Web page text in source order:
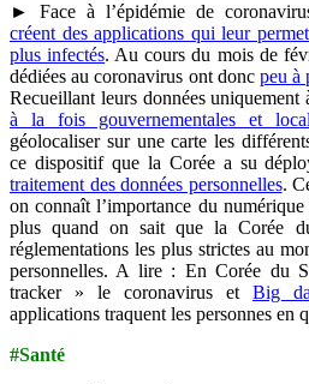
► Face à l’épidémie de
créent des applications qui leur
plus infectés. Au cours du mois de
dédiées au coronavirus ont donc peu à
Recueillant leurs données uniquement
à la fois gouvernementales et
géolocaliser sur une carte les
ce dispositif que la Corée a su
traitement des données personnelles.
on connaît l’importance du
plus quand on sait que la Corée
réglementations les plus strictes au
personnelles. A lire : En Corée du
tracker » le coronavirus et Big
applications traquent les personnes en
#Santé